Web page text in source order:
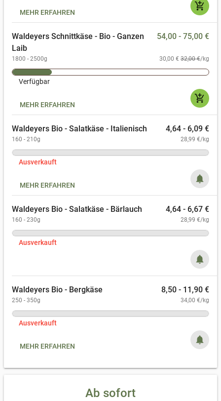
add_shopping_cart
MEHR ERFAHREN
Waldeyers Schnittkäse - Bio - Ganzen
Laib
54,00 - 75,00 €
1800 - 2500g 30,00 € 32,00 €/kg
Verfügbar
add_shopping_cart
MEHR ERFAHREN
Waldeyers Bio - Salatkäse - Italienisch 4,64 - 6,09 €
160 - 210g 28,99 €/kg
Ausverkauft
notifications
MEHR ERFAHREN
Waldeyers Bio - Salatkäse - Bärlauch 4,64 - 6,67 €
160 - 230g 28,99 €/kg
Ausverkauft
notifications
Waldeyers Bio - Bergkäse 8,50 - 11,90 €
250 - 350g 34,00 €/kg
Ausverkauft
notifications
MEHR ERFAHREN
Ab sofort